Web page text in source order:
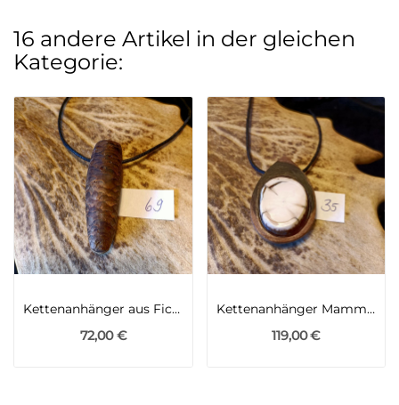
16 andere Artikel in der gleichen
Kategorie:
Kettenanhänger aus Fichtenzapfen
72,00 €
Kettenanhänger Mammutelfenbein und Goldregen
119,00 €